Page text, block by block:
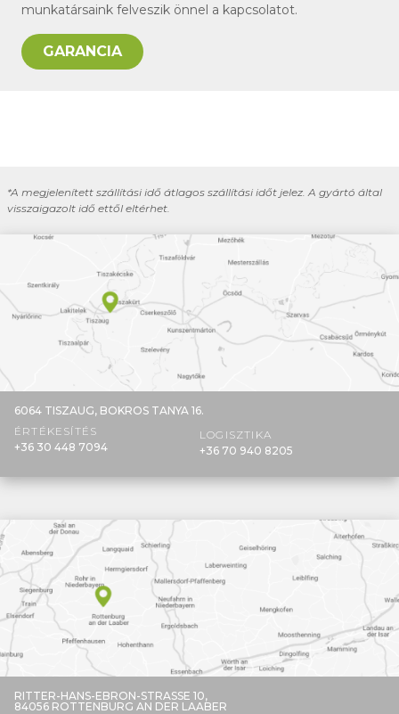
munkatársaink felveszik önnel a kapcsolatot.
GARANCIA
*A megjelenített szállítási idő átlagos szállítási időt jelez. A gyártó által
visszaigazolt idő ettől eltérhet.
6064 TISZAUG, BOKROS TANYA 16.
ÉRTÉKESÍTÉS
+36 30 448 7094
LOGISZTIKA
+36 70 940 8205
RITTER-HANS-EBRON-STRASSE 10,
84056 ROTTENBURG AN DER LAABER